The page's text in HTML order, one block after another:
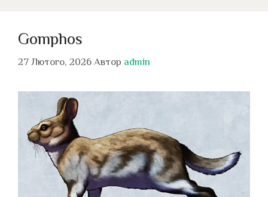
Gomphos
27 Лютого, 2026 Автор admin